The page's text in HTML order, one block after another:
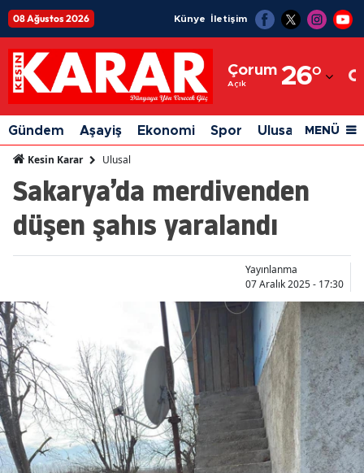
08 Ağustos 2026 Künye İletişim
Çorum
Açık 26°
Adıyaman
Afyonkarahisar
Ağrı
Amasya
Ankara
Artvin
Aydın
Balıkesir
Bilecik
Bingöl
Bitlis
Gündem Aşayiş Ekonomi Spor Ulusal Siyaset
MENÜ
Kesin Karar Ulusal
Sakarya’da merdivenden
düşen şahıs yaralandı
Yayınlanma
07 Aralık 2025 - 17:30